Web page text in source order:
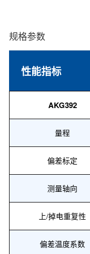
规格参数
性能指标
AKG392
量程
偏差标定
测量轴向
上/掉电重复性
偏差温度系数